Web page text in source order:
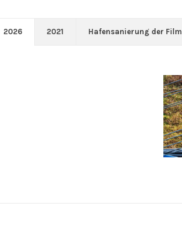
2026 2021 Hafensanierung der Film